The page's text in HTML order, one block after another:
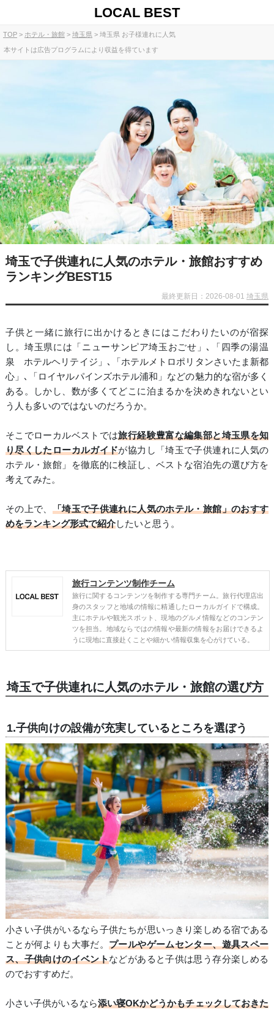
LOCAL BEST
TOP ホテル・旅館 埼玉県 埼玉県 お子様連れに人気
本サイトは広告プログラムにより収益を得ています
埼玉で子供連れに人気のホテル・旅館おすすめ
ランキングBEST15
最終更新日：2026-08-01埼玉県
子供と一緒に旅行に出かけるときにはこだわりたいのが宿探
し。埼玉県には「ニューサンピア埼玉おごせ」､「四季の湯温
泉 ホテルヘリテイジ」､「ホテルメトロポリタンさいたま新都
心」､「ロイヤルパインズホテル浦和」などの魅力的な宿が多く
ある。しかし、数が多くてどこに泊まるかを決めきれないとい
う人も多いのではないのだろうか。
そこでローカルベストでは旅行経験豊富な編集部と埼玉県を知
り尽くしたローカルガイドが協力し「埼玉で子供連れに人気の
ホテル・旅館」を徹底的に検証し、ベストな宿泊先の選び方を
考えてみた。
その上で、 「埼玉で子供連れに人気のホテル・旅館」のおすす
めをランキング形式で紹介したいと思う。
旅行コンテンツ制作チーム
旅行に関するコンテンツを制作する専門チーム。旅行代理店出
身のスタッフと地域の情報に精通したローカルガイドで構成。
主にホテルや観光スポット、現地のグルメ情報などのコンテン
ツを担当。地域ならではの情報や最新の情報をお届けできるよ
うに現地に直接赴くことや細かい情報収集を心がけている。
埼玉で子供連れに人気のホテル・旅館の選び方
1.子供向けの設備が充実しているところを選ぼう
小さい子供がいるなら子供たちが思いっきり楽しめる宿である
ことが何よりも大事だ。プールやゲームセンター、遊具スペー
ス、子供向けのイベントなどがあると子供は思う存分楽しめる
のでおすすめだ。
小さい子供がいるなら添い寝OKかどうかもチェックしておきた